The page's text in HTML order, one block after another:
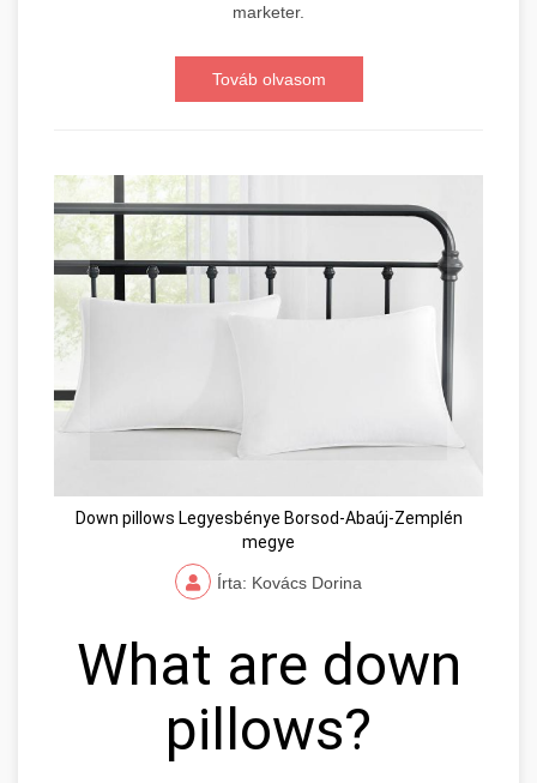
marketer.
Továb olvasom
Down pillows Legyesbénye Borsod-Abaúj-Zemplén
megye
Írta: Kovács Dorina
What are down
pillows?